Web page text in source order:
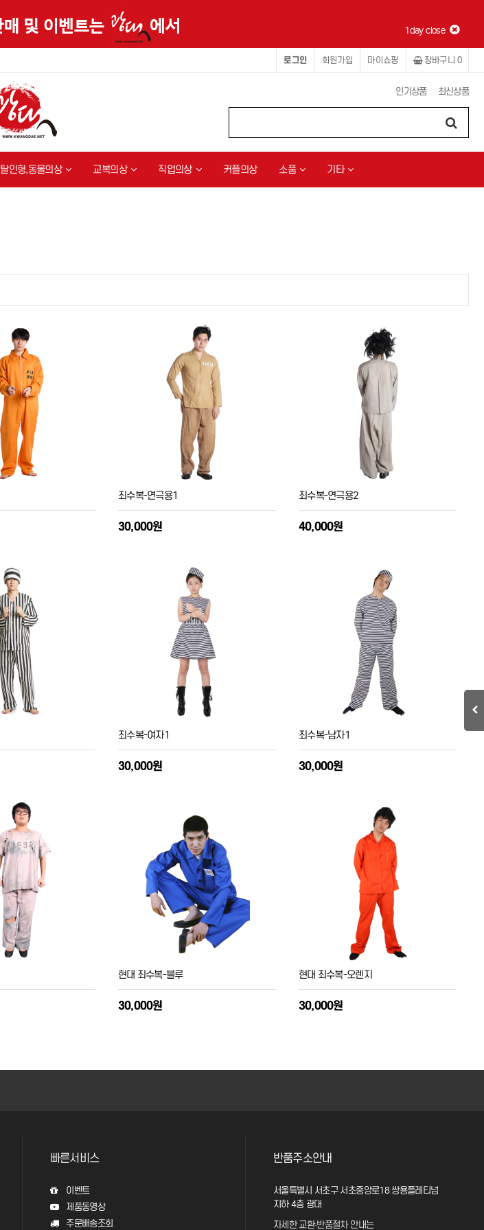
1day close
장바구니 0
마이쇼핑
회원가입
로그인
최신상품
인기상품
탈인형,동물의상 교복의상 직업의상 커플의상 소품 기타
죄수복-연극용1
30,000원
죄수복-연극용2
40,000원
죄수복-여자1
30,000원
죄수복-남자1
30,000원
현대 죄수복-블루
30,000원
현대 죄수복-오렌지
30,000원
빠른서비스
이벤트
제품동영상
주문배송조회
반품주소안내
서울특별시 서초구 서초중앙로18 쌍용플레티넘
지하 4층 광대
자세한 교환·반품절차 안내는